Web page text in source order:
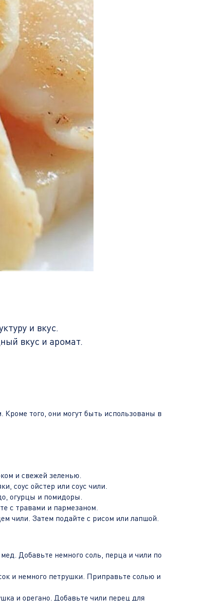
и вкус.
вкус и аромат.
того, они могут быть использованы в
и свежей зеленью.
соус ойстер или соус чили.
огурцы и помидоры.
с травами и пармезаном.
чили. Затем подайте с рисом или лапшой.
Добавьте немного соль, перца и чили по
и немного петрушки. Приправьте солью и
и орегано. Добавьте чили перец для